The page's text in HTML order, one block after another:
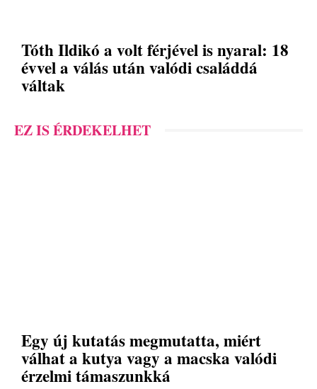
Tóth Ildikó a volt férjével is nyaral: 18
évvel a válás után valódi családdá
váltak
EZ IS ÉRDEKELHET
Egy új kutatás megmutatta, miért
válhat a kutya vagy a macska valódi
érzelmi támaszunkká